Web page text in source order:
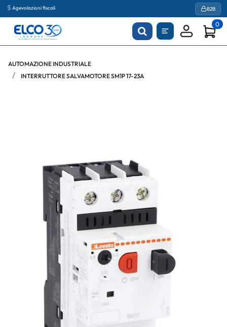
Agevolazioni fiscali B2B
0
AUTOMAZIONE INDUSTRIALE
INTERRUTTORE SALVAMOTORE SM1P 17-23A